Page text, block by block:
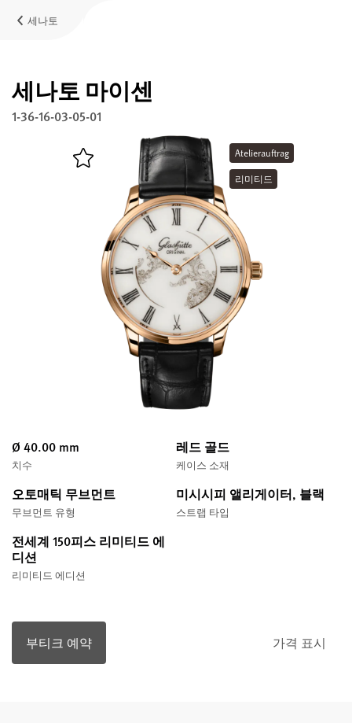
내계정
서비스
워런티, 시계 개선과 복구
English Deutsch
메뉴 닫기
세나토
세나토 마이센
1-36-16-03-05-01
Atelierauftrag
리미티드
Ø 40.00 mm
치수
레드 골드
케이스 소재
오토매틱 무브먼트
무브먼트 유형
미시시피 앨리게이터, 블랙
스트랩 타입
전세계 150피스 리미티드 에
디션
리미티드 에디션
부티크 예약 가격 표시